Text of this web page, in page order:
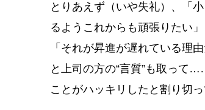
とりあえず（いや失礼）、「
るようこれからも頑張りたい
「それが昇進が遅れている理由
と上司の方の“言質”も取って
ことがハッキリしたと割り切